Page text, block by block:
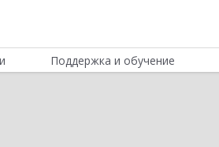
Поддержка и обучение